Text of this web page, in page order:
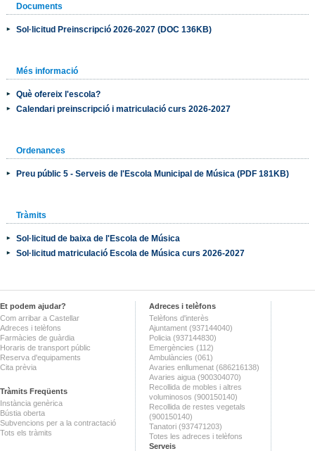
Documents
Sol·licitud Preinscripció 2026-2027 (DOC 136KB)
Més informació
Què ofereix l'escola?
Calendari preinscripció i matriculació curs 2026-2027
Ordenances
Preu públic 5 - Serveis de l'Escola Municipal de Música (PDF 181KB)
Tràmits
Sol·licitud de baixa de l'Escola de Música
Sol·licitud matriculació Escola de Música curs 2026-2027
Et podem ajudar?
Com arribar a Castellar
Adreces i telèfons
Farmàcies de guàrdia
Horaris de transport públic
Reserva d'equipaments
Cita prèvia
Tràmits Freqüents
Instància genèrica
Bústia oberta
Subvencions per a la contractació
Tots els tràmits
Adreces i telèfons
Telèfons d'interès
Ajuntament (937144040)
Policia (937144830)
Emergències (112)
Ambulàncies (061)
Avaries enllumenat (686216138)
Avaries aigua (900304070)
Recollida de mobles i altres
voluminosos (900150140)
Recollida de restes vegetals
(900150140)
Tanatori (937471203)
Totes les adreces i telèfons
Serveis